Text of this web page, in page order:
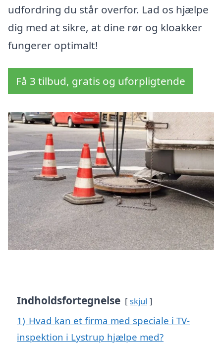
udfordring du står overfor. Lad os hjælpe
dig med at sikre, at dine rør og kloakker
fungerer optimalt!
Få 3 tilbud, gratis og uforpligtende
Indholdsfortegnelse skjul
1) Hvad kan et firma med speciale i TV-
inspektion i Lystrup hjælpe med?